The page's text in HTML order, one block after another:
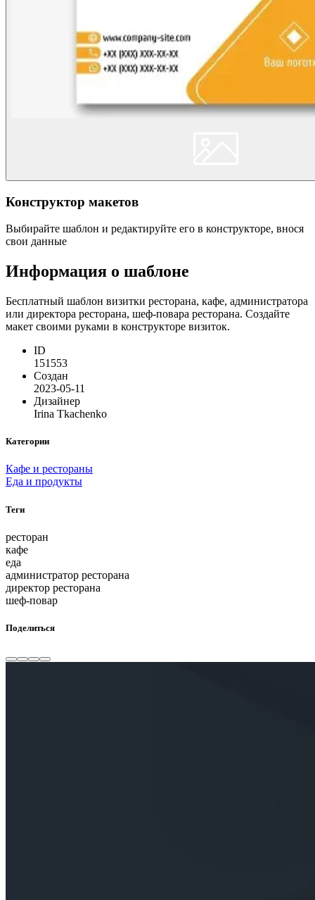
Конструктор макетов
Выбирайте шаблон и редактируйте его в конструкторе, внося
свои данные
Информация о шаблоне
Бесплатный шаблон визитки ресторана, кафе, администратора
или директора ресторана, шеф-повара ресторана. Создайте
макет своими руками в конструкторе визиток.
ID
151553
Создан
2023-05-11
Дизайнер
Irina Tkachenko
Категории
Кафе и рестораны
Еда и продукты
Теги
ресторан
кафе
еда
администратор ресторана
директор ресторана
шеф-повар
Поделиться